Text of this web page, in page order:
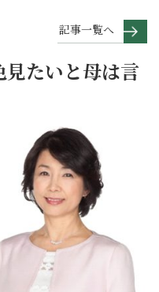
記事一覧へ
たいと母は言